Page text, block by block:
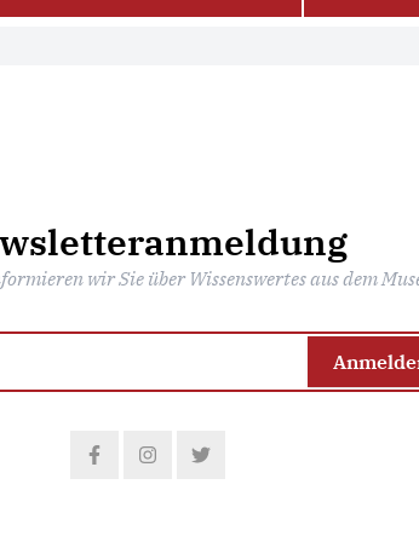
wir Sie über Wissenswertes aus dem